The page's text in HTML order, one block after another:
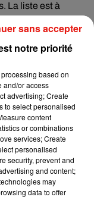
La liste est à
Gomez et
single
notre priorité
based on
and/or access
advertising; Create
to select personalised
content
or combinations
services; Create
personalised
security, prevent and
and content;
may
data to offer
sans accepter